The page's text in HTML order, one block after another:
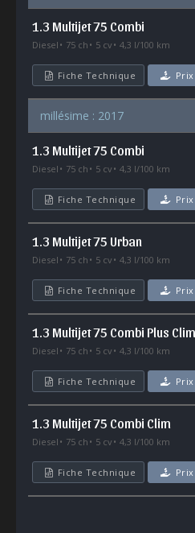
1.3 Multijet 75 Combi
Diesel 75 ch 5 cv 4,3 l/100 km
Fiche Technique
millésime : 2017
1.3 Multijet 75 Combi
Diesel 75 ch 5 cv 4,3 l/100 km
Fiche Technique
1.3 Multijet 75 Urban
Diesel 75 ch 5 cv 4,3 l/100 km
Fiche Technique
1.3 Multijet 75 Combi Plus Clim
Diesel 75 ch 5 cv 4,3 l/100 km
Fiche Technique
1.3 Multijet 75 Combi Clim
Diesel 75 ch 5 cv 4,3 l/100 km
Fiche Technique